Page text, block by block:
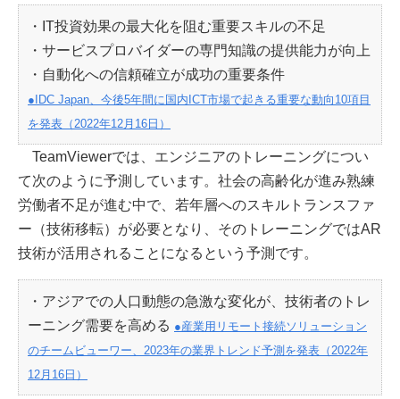
・IT投資効果の最大化を阻む重要スキルの不足
・サービスプロバイダーの専門知識の提供能力が向上
・自動化への信頼確立が成功の重要条件
●IDC Japan、今後5年間に国内ICT市場で起きる重要な動向10項目
を発表（2022年12月16日）
TeamViewerでは、エンジニアのトレーニングについ
て次のように予測しています。社会の高齢化が進み熟練
労働者不足が進む中で、若年層へのスキルトランスファ
ー（技術移転）が必要となり、そのトレーニングではAR
技術が活用されることになるという予測です。
・アジアでの人口動態の急激な変化が、技術者のトレ
ーニング需要を高める ●産業用リモート接続ソリューション
のチームビューワー、2023年の業界トレンド予測を発表（2022年
12月16日）